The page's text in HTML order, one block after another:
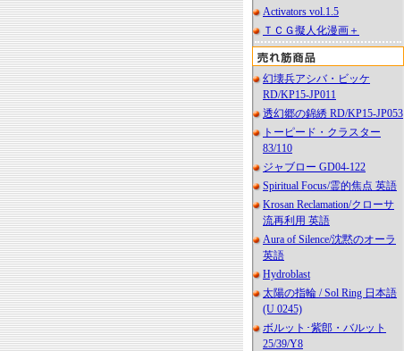
Activators vol.1.5
ＴＣＧ擬人化漫画＋
幻壊兵アシバ・ビッケ
RD/KP15-JP011
透幻郷の錦綉 RD/KP15-JP053
トーピード・クラスター
83/110
ジャブロー GD04-122
Spiritual Focus/霊的焦点 英語
Krosan Reclamation/クローサ
流再利用 英語
Aura of Silence/沈黙のオーラ
英語
Hydroblast
太陽の指輪 / Sol Ring 日本語
(U 0245)
ボルット･紫郎・バルット
25/39/Y8